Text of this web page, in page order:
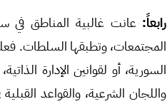
رابعاً: عانت غالبية المناطق في
المجتمعات، وتطبقها السلطات.
السورية، أو لقوانين الإدارة
واللجان الشرعية، والقواعد